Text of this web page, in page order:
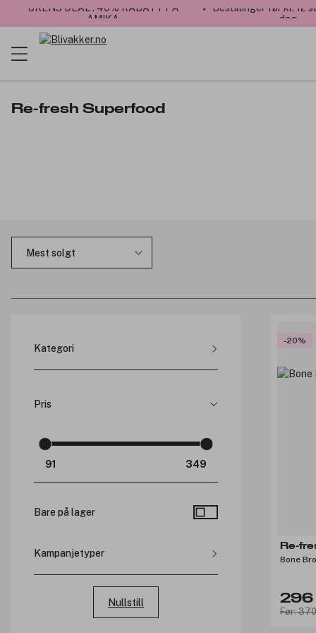
UKENS DEAL : 40% RABATT PÅ
AMIKA
✓ Bestillinger før kl. 12
dag
Re-fresh Superfood
Kategori
Helse & velvære (
Pris
Bare på lager
Kampanjetyper
Rabatterte priser
Nullstill
-20%
Re-
Bone
296
Før: